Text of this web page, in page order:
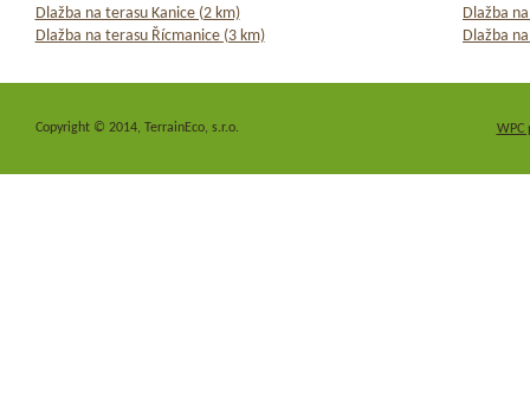
Dlažba na terasu Kanice (2 km)
Dlažba
Dlažba na terasu Řícmanice (3 km)
Dlažba
WPC
Copyright © 2014, TerrainEco, s.r.o.